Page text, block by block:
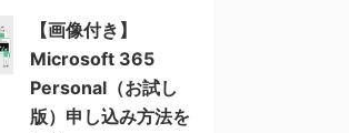
【画像付き】
Microsoft 365
Personal（お試し
版）申し込み方法を